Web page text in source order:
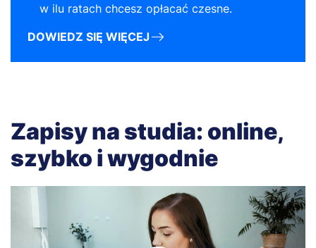
w ilu ratach chcesz opłacać czesne.
DOWIEDZ SIĘ WIĘCEJ
Zapisy na studia: online,
szybko i wygodnie